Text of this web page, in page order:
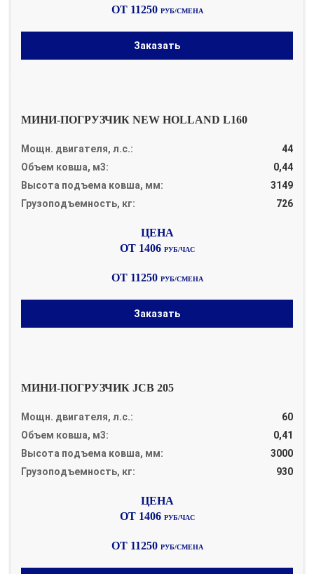
ОТ 11250 РУБ/СМЕНА
Заказать
МИНИ-ПОГРУЗЧИК NEW HOLLAND L160
Мощн. двигателя, л.с.:
44
Объем ковша, м3:
0,44
Высота подъема ковша, мм:
3149
Грузоподъемность, кг:
726
ОТ 1406 РУБ/ЧАС
ОТ 11250 РУБ/СМЕНА
Заказать
МИНИ-ПОГРУЗЧИК JCB 205
Мощн. двигателя, л.с.:
60
Объем ковша, м3:
0,41
Высота подъема ковша, мм:
3000
Грузоподъемность, кг:
930
ОТ 1406 РУБ/ЧАС
ОТ 11250 РУБ/СМЕНА